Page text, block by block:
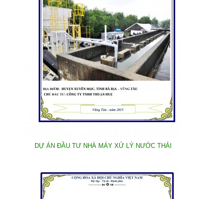
DỰ ÁN ĐẦU TƯ NHÀ MÁY XỬ LÝ NƯỚC THẢI